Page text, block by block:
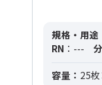
規格・用途
RN ：---
容量： 25